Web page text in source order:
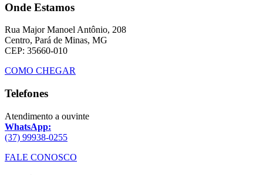
Onde Estamos
Rua Major Manoel Antônio, 208
Centro, Pará de Minas, MG
CEP: 35660-010
COMO CHEGAR
Telefones
Atendimento a ouvinte
WhatsApp:
(37) 99938-0255
FALE CONOSCO